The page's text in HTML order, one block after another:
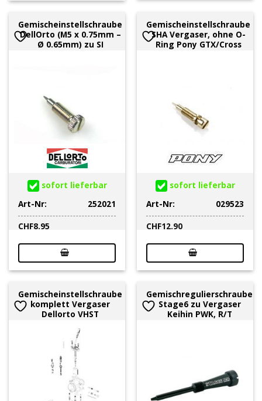
Gemischeinstellschraube
DellOrto (M5 x 0.75mm –
Ø 0.65mm) zu SI
sofort lieferbar
Art-Nr:
252021
CHF8.95
Gemischeinstellschraube
SHA Vergaser, ohne O-
Ring Pony GTX/Cross
sofort lieferbar
Art-Nr:
029523
CHF12.90
Gemischeinstellschraube
komplett Vergaser
Dellorto VHST
Gemischregulierschraube
Stage6 zu Vergaser
Keihin PWK, R/T